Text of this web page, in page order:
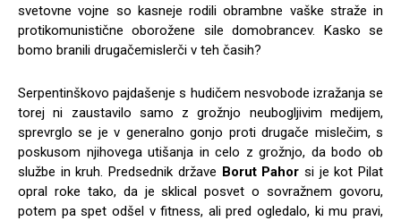
svetovne vojne so kasneje rodili obrambne vaške straže in
protikomunistične oborožene sile domobrancev. Kasko se
bomo branili drugačemislerči v teh časih?
Serpentinškovo pajdašenje s hudičem nesvobode izražanja se
torej ni zaustavilo samo z grožnjo neubogljivim medijem,
sprevrglo se je v generalno gonjo proti drugače mislečim, s
poskusom njihovega utišanja in celo z grožnjo, da bodo ob
službe in kruh. Predsednik države Borut Pahor si je kot Pilat
opral roke tako, da je sklical posvet o sovražnem govoru,
potem pa spet odšel v fitness, ali pred ogledalo, ki mu pravi,